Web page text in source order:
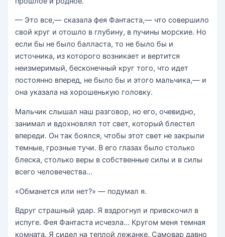
— Это все,— сказала фея Фантаста,— что совершило
свой круг и отошло в глубину, в пучины морские. Но
если бы не было балласта, то не было бы и
источника, из которого возникает и вертится
неизмеримый, бесконечный круг того, что идет
постоянно вперед, не было бы и этого мальчика,— и
она указала на хорошенькую головку.
Мальчик слышал наш разговор, но его, очевидно,
занимал и вдохновлял тот свет, который блестел
впереди. Он так боялся, чтобы этот свет не закрыли
темные, грозные тучи. В его глазах было столько
блеска, столько веры в собственные силы и в силы
всего человечества…
«Обманется или нет?» — подумал я.
Вдруг страшный удар. Я вздрогнул и привскочил в
испуге. Фея Фантаста исчезла… Кругом меня темная
комната. Я сидел на теплой лежанке. Самовар давно